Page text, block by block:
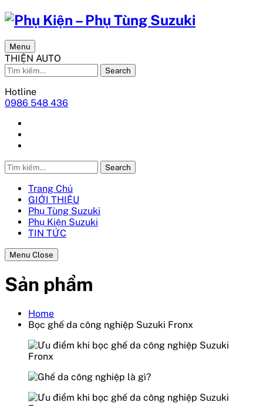
Menu
THIỆN AUTO
Search
Hotline
0986 548 436
Search
Trang Chủ
GIỚI THIỆU
Phụ Tùng Suzuki
Phụ Kiện Suzuki
TIN TỨC
Menu Close
Sản phẩm
Home
Bọc ghế da công nghiệp Suzuki Fronx